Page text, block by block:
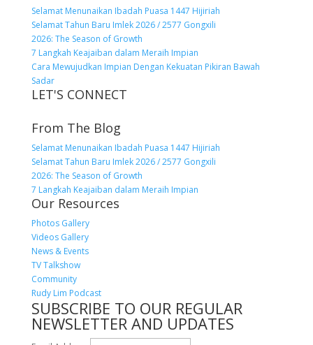
Selamat Menunaikan Ibadah Puasa 1447 Hijiriah
Selamat Tahun Baru Imlek 2026 / 2577 Gongxili
2026: The Season of Growth
7 Langkah Keajaiban dalam Meraih Impian
Cara Mewujudkan Impian Dengan Kekuatan Pikiran Bawah
Sadar
LET'S CONNECT
From The Blog
Selamat Menunaikan Ibadah Puasa 1447 Hijiriah
Selamat Tahun Baru Imlek 2026 / 2577 Gongxili
2026: The Season of Growth
7 Langkah Keajaiban dalam Meraih Impian
Our Resources
Photos Gallery
Videos Gallery
News & Events
TV Talkshow
Community
Rudy Lim Podcast
SUBSCRIBE TO OUR REGULAR
NEWSLETTER AND UPDATES